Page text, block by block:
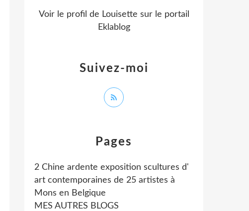
Pages
2 Chine ardente exposition scultures d'
art contemporaines de 25 artistes à
Mons en Belgique
MES AUTRES BLOGS
Suivez-moi
Voir le profil de Louisette sur le portail
Eklablog